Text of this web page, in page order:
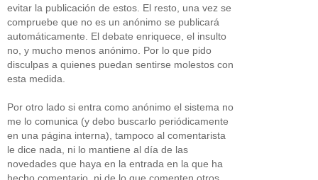
evitar la publicación de estos. El resto, una vez se
compruebe que no es un anónimo se publicará
automáticamente. El debate enriquece, el insulto
no, y mucho menos anónimo. Por lo que pido
disculpas a quienes puedan sentirse molestos con
esta medida.
Por otro lado si entra como anónimo el sistema no
me lo comunica (y debo buscarlo periódicamente
en una página interna), tampoco al comentarista
le dice nada, ni lo mantiene al día de las
novedades que haya en la entrada en la que ha
hecho comentario, ni de lo que comenten otros